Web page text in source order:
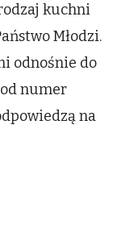
kuchni
Młodzi.
odnośnie do
numer
na